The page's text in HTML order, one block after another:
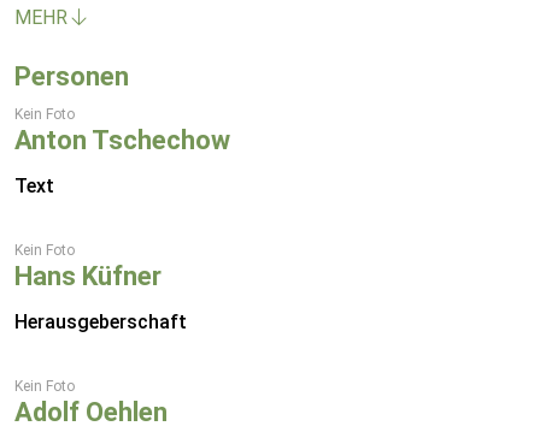
MEHR
Personen
Kein Foto
Anton Tschechow
Text
Kein Foto
Hans Küfner
Herausgeberschaft
Kein Foto
Adolf Oehlen